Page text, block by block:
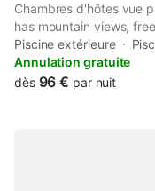
Chambres d'hôtes vue
has mountain views,
Villardonnel, 44 km from
Piscine extérieure
Annulation gratuite
dès 96 € par nuit